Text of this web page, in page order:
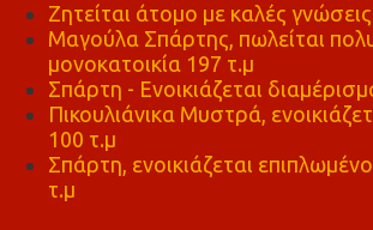
Ζητείται άτομο με καλές γνώσεις
Μαγούλα Σπάρτης, πωλείται
μονοκατοικία 197 τ.μ
Σπάρτη - Ενοικιάζεται
Πικουλιάνικα Μυστρά,
100 τ.μ
Σπάρτη, ενοικιάζεται
τ.μ